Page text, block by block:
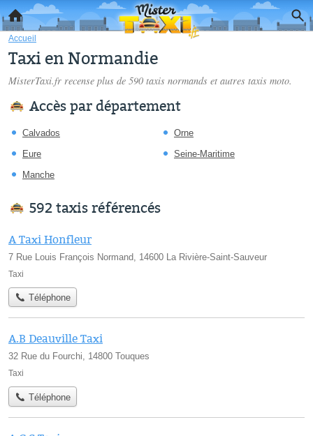
Accueil
Taxi en Normandie
MisterTaxi.fr recense plus de 590 taxis normands et autres taxis moto.
Accès par département
Calvados
Eure
Manche
Orne
Seine-Maritime
592 taxis référencés
A Taxi Honfleur
7 Rue Louis François Normand, 14600 La Rivière-Saint-Sauveur
Taxi
Téléphone
A.B Deauville Taxi
32 Rue du Fourchi, 14800 Touques
Taxi
Téléphone